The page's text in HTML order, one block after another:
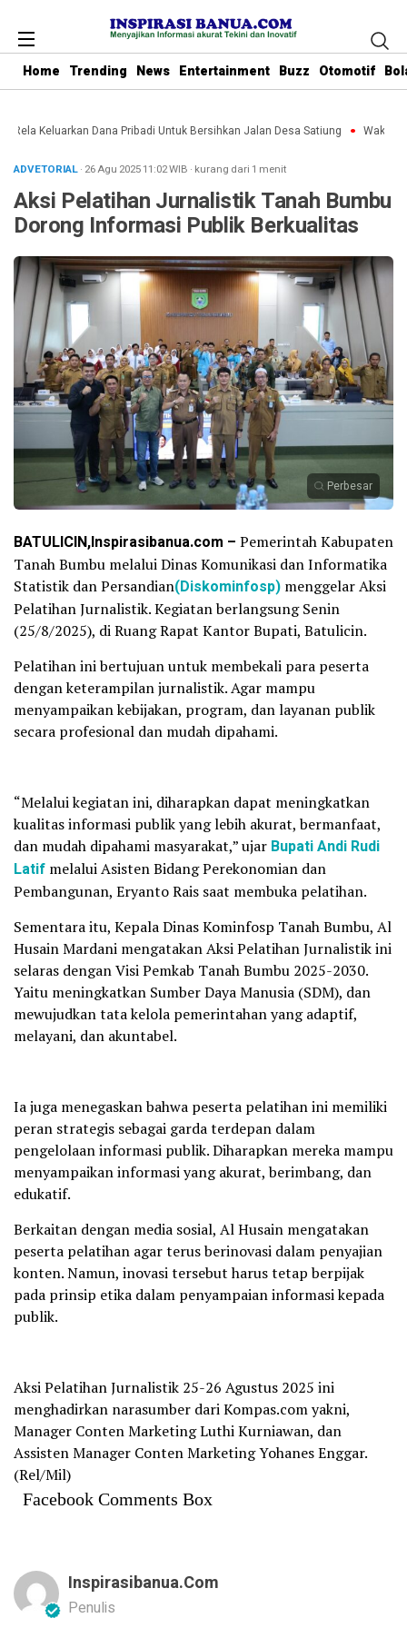
Home Trending News Entertainment Buzz Otomotif
Rela Keluarkan Dana Pribadi Untuk Bersihkan Jalan Desa Satiung Waket
ADVETORIAL· 26 Agu 202511:02WIB · kurang dari 1 menit
Aksi Pelatihan Jurnalistik Tanah Bumbu
Dorong Informasi Publik Berkualitas
Perbesar
BATULICIN,Inspirasibanua.com – Pemerintah Kabupaten
Tanah Bumbu melalui Dinas Komunikasi dan Informatika
Statistik dan Persandian(Diskominfosp) menggelar Aksi
Pelatihan Jurnalistik. Kegiatan berlangsung Senin
(25/8/2025), di Ruang Rapat Kantor Bupati, Batulicin.
Pelatihan ini bertujuan untuk membekali para peserta
dengan keterampilan jurnalistik. Agar mampu
menyampaikan kebijakan, program, dan layanan publik
secara profesional dan mudah dipahami.
“Melalui kegiatan ini, diharapkan dapat meningkatkan
kualitas informasi publik yang lebih akurat, bermanfaat,
dan mudah dipahami masyarakat,” ujar Bupati Andi Rudi
Latif melalui Asisten Bidang Perekonomian dan
Pembangunan, Eryanto Rais saat membuka pelatihan.
Sementara itu, Kepala Dinas Kominfosp Tanah Bumbu, Al
Husain Mardani mengatakan Aksi Pelatihan Jurnalistik ini
selaras dengan Visi Pemkab Tanah Bumbu 2025-2030.
Yaitu meningkatkan Sumber Daya Manusia (SDM), dan
mewujudkan tata kelola pemerintahan yang adaptif,
melayani, dan akuntabel.
Ia juga menegaskan bahwa peserta pelatihan ini memiliki
peran strategis sebagai garda terdepan dalam
pengelolaan informasi publik. Diharapkan mereka mampu
menyampaikan informasi yang akurat, berimbang, dan
edukatif.
Berkaitan dengan media sosial, Al Husain mengatakan
peserta pelatihan agar terus berinovasi dalam penyajian
konten. Namun, inovasi tersebut harus tetap berpijak
pada prinsip etika dalam penyampaian informasi kepada
publik.
Aksi Pelatihan Jurnalistik 25-26 Agustus 2025 ini
menghadirkan narasumber dari Kompas.com yakni,
Manager Conten Marketing Luthi Kurniawan, dan
Assisten Manager Conten Marketing Yohanes Enggar.
(Rel/Mil)
Facebook Comments Box
Inspirasibanua.com
Penulis